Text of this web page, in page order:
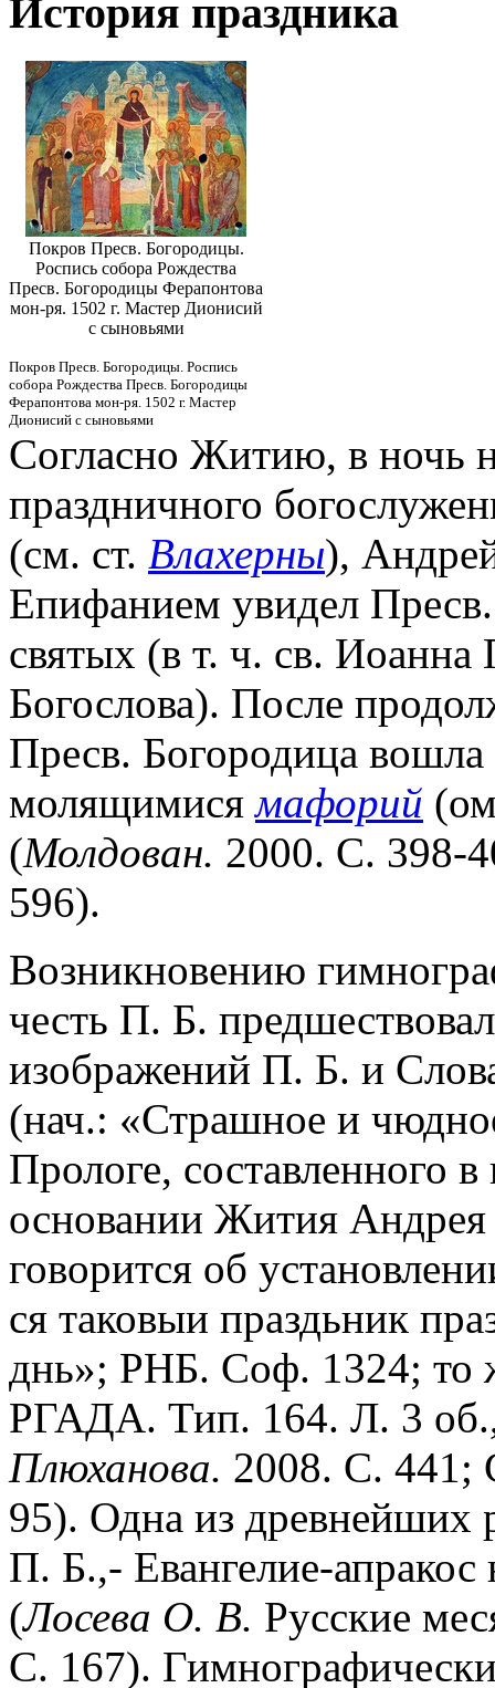
История праздника
Покров Пресв. Богородицы.
Роспись собора Рождества
Пресв. Богородицы Ферапонтова
мон-ря. 1502 г. Мастер Дионисий
с сыновьями
Покров Пресв. Богородицы. Роспись
собора Рождества Пресв. Богородицы
Ферапонтова мон-ря. 1502 г. Мастер
Дионисий с сыновьями
Согласно Житию, в ночь
праздничного
(см. ст. Влахерны),
Епифанием увидел
святых (в т. ч. св.
Богослова). После
Пресв. Богородица вошла
молящимисямафорий
(Молдован. 2000. С. 398-
596).
Возникновению
честь П. Б.
изображений П. Б. и
(нач.: «Страшное и
Прологе, составленного
основании Жития
говорится об
ся таковыи праздьник
днь»; РНБ. Соф. 1324; то
РГАДА. Тип. 164. Л. 3
Плюханова. 2008. С. 441;
95). Одна из древнейших
П. Б.,- Евангелие-
(Лосева О. В. Русские
С. 167).